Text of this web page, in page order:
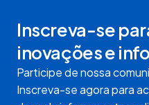
Inscreva-se
inovações e
Participe de nossa
Inscreva-se agora para